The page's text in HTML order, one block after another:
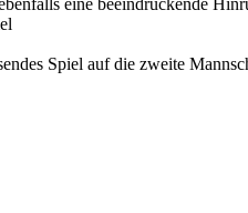
Spiel auf die zweite